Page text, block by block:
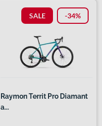
SALE -34%
Raymon Territ Pro Diamant
a...